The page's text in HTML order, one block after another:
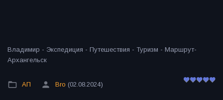
Владимир - Экспедиция - Путешествия - Туризм - Маршрут-
Архангельск
АП Bro (02.08.2024)